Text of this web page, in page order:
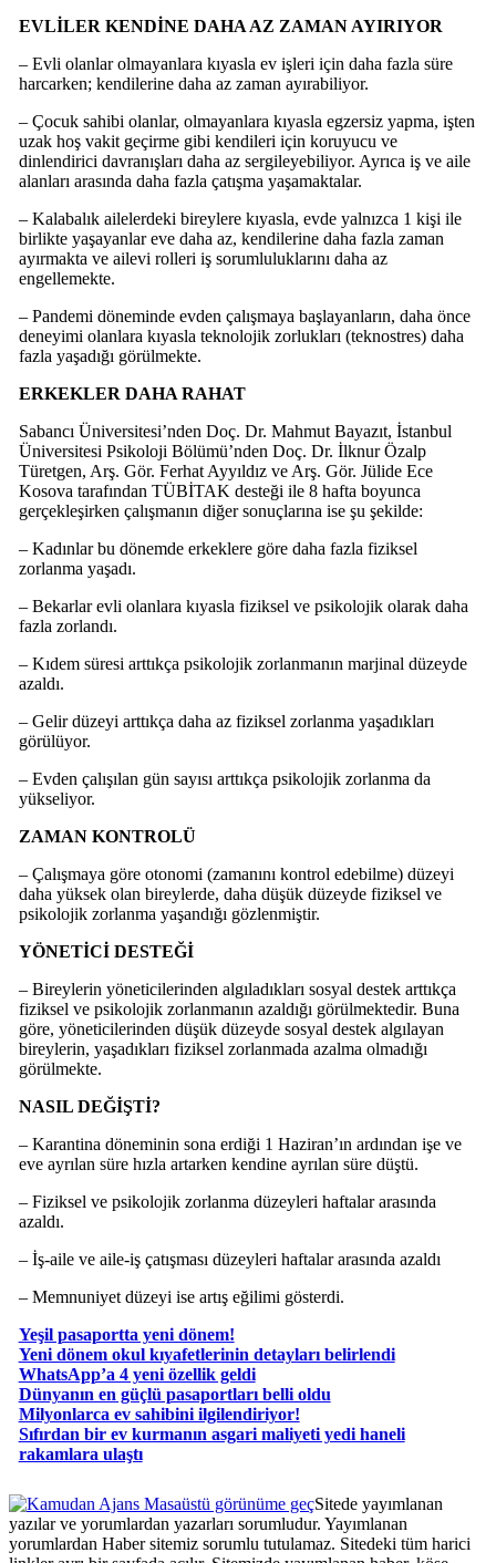
EVLİLER KENDİNE DAHA AZ ZAMAN AYIRIYOR
– Evli olanlar olmayanlara kıyasla ev işleri için daha fazla süre
harcarken; kendilerine daha az zaman ayırabiliyor.
– Çocuk sahibi olanlar, olmayanlara kıyasla egzersiz yapma, işten
uzak hoş vakit geçirme gibi kendileri için koruyucu ve
dinlendirici davranışları daha az sergileyebiliyor. Ayrıca iş ve aile
alanları arasında daha fazla çatışma yaşamaktalar.
– Kalabalık ailelerdeki bireylere kıyasla, evde yalnızca 1 kişi ile
birlikte yaşayanlar eve daha az, kendilerine daha fazla zaman
ayırmakta ve ailevi rolleri iş sorumluluklarını daha az
engellemekte.
– Pandemi döneminde evden çalışmaya başlayanların, daha önce
deneyimi olanlara kıyasla teknolojik zorlukları (teknostres) daha
fazla yaşadığı görülmekte.
ERKEKLER DAHA RAHAT
Sabancı Üniversitesi’nden Doç. Dr. Mahmut Bayazıt, İstanbul
Üniversitesi Psikoloji Bölümü’nden Doç. Dr. İlknur Özalp
Türetgen, Arş. Gör. Ferhat Ayyıldız ve Arş. Gör. Jülide Ece
Kosova tarafından TÜBİTAK desteği ile 8 hafta boyunca
gerçekleşirken çalışmanın diğer sonuçlarına ise şu şekilde:
– Kadınlar bu dönemde erkeklere göre daha fazla fiziksel
zorlanma yaşadı.
– Bekarlar evli olanlara kıyasla fiziksel ve psikolojik olarak daha
fazla zorlandı.
– Kıdem süresi arttıkça psikolojik zorlanmanın marjinal düzeyde
azaldı.
– Gelir düzeyi arttıkça daha az fiziksel zorlanma yaşadıkları
görülüyor.
– Evden çalışılan gün sayısı arttıkça psikolojik zorlanma da
yükseliyor.
ZAMAN KONTROLÜ
– Çalışmaya göre otonomi (zamanını kontrol edebilme) düzeyi
daha yüksek olan bireylerde, daha düşük düzeyde fiziksel ve
psikolojik zorlanma yaşandığı gözlenmiştir.
YÖNETİCİ DESTEĞİ
– Bireylerin yöneticilerinden algıladıkları sosyal destek arttıkça
fiziksel ve psikolojik zorlanmanın azaldığı görülmektedir. Buna
göre, yöneticilerinden düşük düzeyde sosyal destek algılayan
bireylerin, yaşadıkları fiziksel zorlanmada azalma olmadığı
görülmekte.
NASIL DEĞİŞTİ?
– Karantina döneminin sona erdiği 1 Haziran’ın ardından işe ve
eve ayrılan süre hızla artarken kendine ayrılan süre düştü.
– Fiziksel ve psikolojik zorlanma düzeyleri haftalar arasında
azaldı.
– İş-aile ve aile-iş çatışması düzeyleri haftalar arasında azaldı
– Memnuniyet düzeyi ise artış eğilimi gösterdi.
Yeşil pasaportta yeni dönem!
Yeni dönem okul kıyafetlerinin detayları belirlendi
WhatsApp’a 4 yeni özellik geldi
Dünyanın en güçlü pasaportları belli oldu
Milyonlarca ev sahibini ilgilendiriyor!
Sıfırdan bir ev kurmanın asgari maliyeti yedi haneli
rakamlara ulaştı
Masaüstü görünüme geçSitede yayımlanan
yazılar ve yorumlardan yazarları sorumludur. Yayımlanan
yorumlardan Haber sitemiz sorumlu tutulamaz. Sitedeki tüm harici